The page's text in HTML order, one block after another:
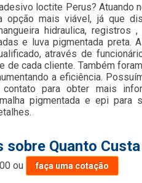
loctite Perus? Atuando
opção mais viável, já que
hidraulica,
e luva pigmentada preta.
através de
de cada cliente. Também
a eficiência.
para obter mais
pigmentada e epi para
sobre Quanto
ou faça uma cotação